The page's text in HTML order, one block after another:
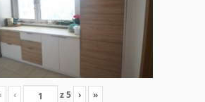
‹ z5 › »